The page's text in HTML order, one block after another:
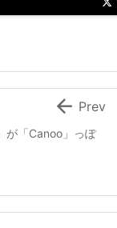
が「Canoo」っぽ
 Prev